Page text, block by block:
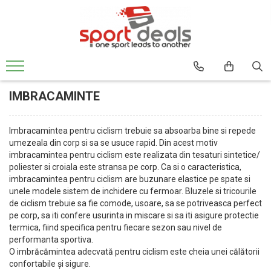
BICICLETE MOUNTAIN BIKE
BICICLETE MTB-HT
BICICLETE MTB-FS
BICICLETE SOSEA-CICLOCROSS
FAT BIKE
BICICLETE BMX/DIRT
BICICLETE ORAS-TREKKING
BICICLETE PLIABILE
BICICLETE ELECTRICE
BICICLETE COPII
24" (varsta peste 10 ani)
20" (varsta 7-10 ani)
ACCESORII/COMPONENTE
ACCESORII BICICLETE
ACCESORII TELEFON
DEGRESANTI
ANTIFURTURI
APARATORI NOROI
BIDONASE/SUPORTI
CICLOCOMPUTERE/CEASURI/GPS
CRICURI
ROTI AJUTATOARE
INTRETINERE
LUMINI
POMPE
PORTBAGAJE / COSURI
ECHIPAMENT CICLISM
CASTI CICLISM
GENTI/COBURI/ BORSETE
BORSETE
GENTI/COBURI
RUCSACI
COSTUME TRIATLON
IMBRACAMINTE
BLUZE
INCALZITOARE
JACHETE
PANTALONI
TRICOURI
VESTE
BENZI DE ALERGARE
BICICLETE FITNESS
APARATE MULTIFUNCTIONALE
SIMULATOARE VASLIT
GANTERE/BARE/DISCURI
BARE GREUTATI
BARE TRACTIUNI
DISCURI
GANTERE
GREUTATI INCHEIETURI
KETTLEBELL
ARTICOLE INOT
ACCESORII
CASTI INOT
COLACI/ARIPIOARE
COSTUME DE BAIE
PAPUCI
OCHELARI INOT
PLUTE INOT
VESTE INOT
SPORTURI DE IARNA
TRAMBULINE
OUTDOOR
MOBILITATE URBANA
TROTINETE ELECTRICE
TROTINETE
ACCESORII TROTINETE
ANVELOPE TROTINETA
CAMERE TROTINETE
PIESE TROTINETE
ROLE
IMBRACAMINTE
Imbracamintea pentru ciclism trebuie sa absoarba bine si repede
umezeala din corp si sa se usuce rapid. Din acest motiv
imbracamintea pentru ciclism este realizata din tesaturi sintetice/
poliester si croiala este stransa pe corp. Ca si o caracteristica,
imbracamintea pentru ciclism are buzunare elastice pe spate si
unele modele sistem de inchidere cu fermoar. Bluzele si tricourile
de ciclism trebuie sa fie comode, usoare, sa se potriveasca perfect
pe corp, sa iti confere usurinta in miscare si sa iti asigure protectie
termica, fiind specifica pentru fiecare sezon sau nivel de
performanta sportiva.
O imbrăcămintea adecvată pentru ciclism este cheia unei călătorii
confortabile și sigure.